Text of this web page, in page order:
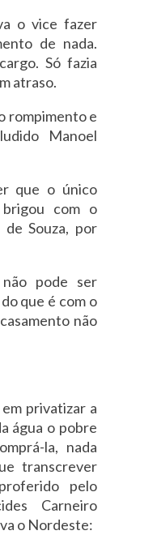
o vice fazer
de nada.
Só fazia
atraso.
rompimento e
Manoel
que o único
com o
Souza, por
pode ser
que é com o
não
privatizar a
água o pobre
la, nada
transcrever
pelo
Carneiro
o Nordeste: